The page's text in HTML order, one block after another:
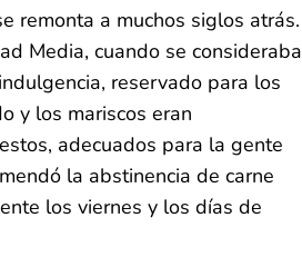
remonta a muchos siglos atrás.
Media, cuando se consideraba
reservado para los
y los mariscos eran
adecuados para la gente
la abstinencia de carne
los viernes y los días de